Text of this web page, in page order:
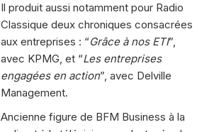
Il produit aussi notamment pour Radio
Classique deux chroniques consacrées
aux entreprises : “Grâce à nos ETI”,
avec KPMG, et “Les entreprises
engagées en action”, avec Delville
Management.
Ancienne figure de BFM Business à la